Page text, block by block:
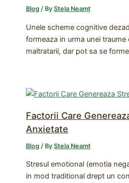
Blog / ByStela Neamț
Unele scheme cognitive
formeaza in urma unei traume
maltratarii, dar pot sa se
Factorii Care
Anxietate
Blog / ByStela Neamț
Stresul emotional (emotia
in mod traditional drept un